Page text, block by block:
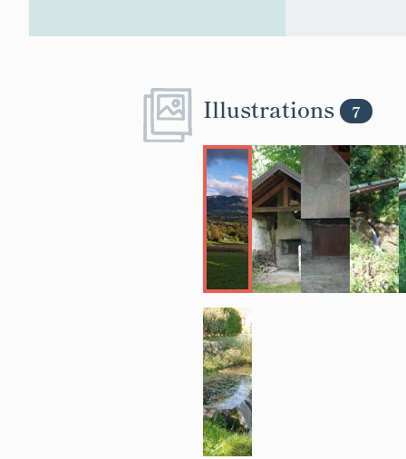
François
Nants
Regard, les
les
prés,
que le
marais et le
Répartition
Le bâti
Illustrations 7